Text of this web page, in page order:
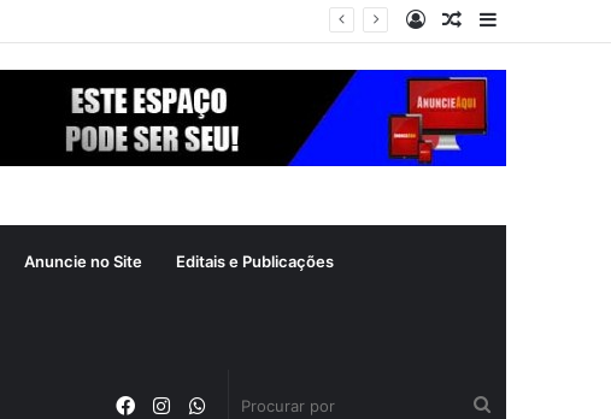
Barra
Artigo
Entrar
Anuncie no Site Editais e Publicações
WhatsApp
Instagram
Facebook